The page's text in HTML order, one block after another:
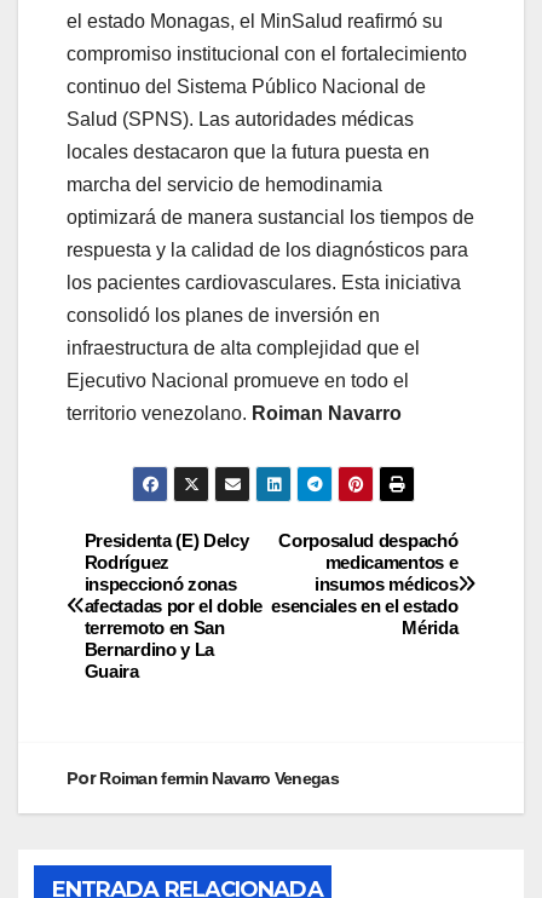
el estado Monagas, el MinSalud reafirmó su
compromiso institucional con el fortalecimiento
continuo del Sistema Público Nacional de
Salud (SPNS). Las autoridades médicas
locales destacaron que la futura puesta en
marcha del servicio de hemodinamia
optimizará de manera sustancial los tiempos de
respuesta y la calidad de los diagnósticos para
los pacientes cardiovasculares. Esta iniciativa
consolidó los planes de inversión en
infraestructura de alta complejidad que el
Ejecutivo Nacional promueve en todo el
territorio venezolano. Roiman Navarro
Corposalud despachó
medicamentos e
insumos médicos
esenciales en el estado
Mérida
Presidenta (E) Delcy
Rodríguez
inspeccionó zonas
afectadas por el doble
terremoto en San
Bernardino y La
Guaira
PorRoiman fermin Navarro Venegas
ENTRADA RELACIONADA